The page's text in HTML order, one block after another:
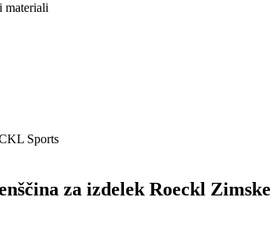
materiali
Sports
za izdelek Roeckl